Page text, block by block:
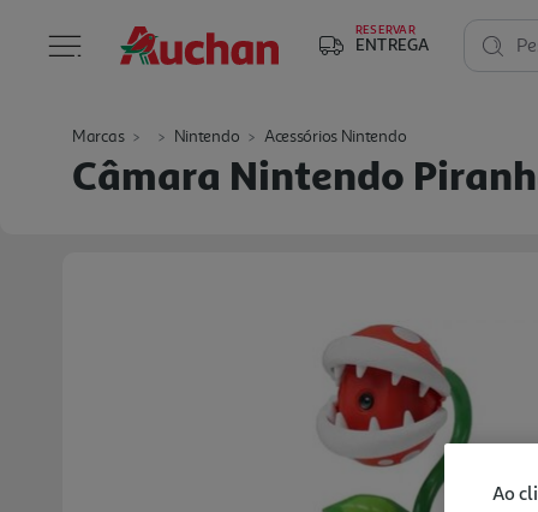
RESERVAR
ENTREGA
Marcas Nintendo Acessórios Nintendo
Câmara Nintendo
Ao